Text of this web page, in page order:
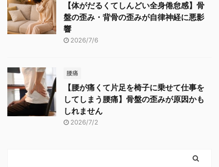
【体がだるくてしんどい全身倦怠感】骨
盤の歪み・背骨の歪みが自律神経に悪影
響
2026/7/6
腰痛
【腰が痛くて片足を椅子に乗せて仕事を
してしまう腰痛】骨盤の歪みが原因かも
しれません
2026/7/2